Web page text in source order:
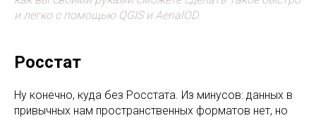
и легко с помощью QGIS и AerialOD
Росстат
Ну конечно, куда без Росстата. Из минусов: данных в
привычных нам пространственных форматов нет, но